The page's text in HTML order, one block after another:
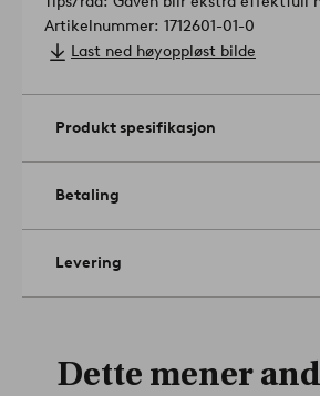
Artikelnummer: 1712601-01-0
Last ned høyoppløst bilde
Produkt spesifikasjon
Betaling
Levering
Dette mener